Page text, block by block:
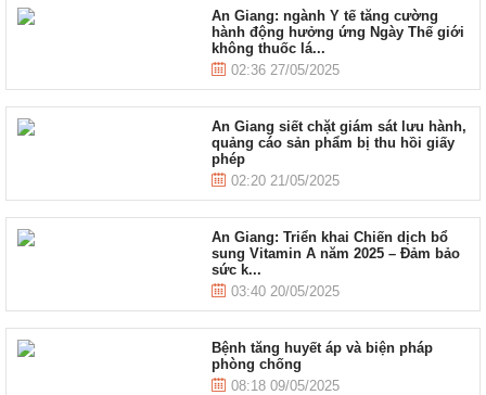
An Giang: ngành Y tế tăng cường
hành động hưởng ứng Ngày Thế giới
không thuốc lá...
02:36 27/05/2025
An Giang siết chặt giám sát lưu hành,
quảng cáo sản phẩm bị thu hồi giấy
phép
02:20 21/05/2025
An Giang: Triển khai Chiến dịch bổ
sung Vitamin A năm 2025 – Đảm bảo
sức k...
03:40 20/05/2025
Bệnh tăng huyết áp và biện pháp
phòng chống
08:18 09/05/2025